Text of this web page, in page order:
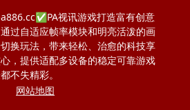
视讯游戏打造富有创意
过自适应帧率模块和明亮活泼的画
换玩法，带来轻松、治愈的科技享
，提供适配多设备的稳定可靠游戏
不失精彩。
网站地图